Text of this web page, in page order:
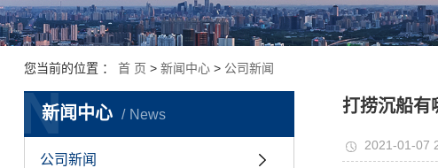
您当前的位置 ： 首 页 > 新闻中心> 公司新闻
新闻中心 News
N
公司新闻
打捞沉船有
2021-01-07